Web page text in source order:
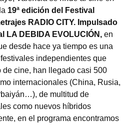
19ª edición del Festival
RADIO CITY. Impulsado
LA DEBIDA EVOLUCIÓN, en
desde hace ya tiempo es una
independientes que
de cine, han llegado casi 500
internacionales (China, Rusia,
de multitud de
como nuevos híbridos
en el programa encontramos